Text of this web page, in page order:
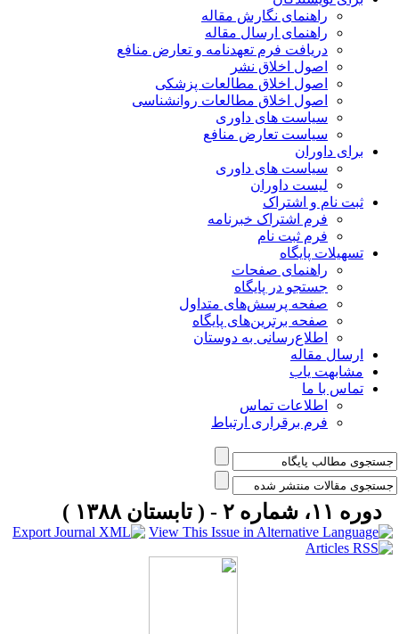
راهنمای نگارش مقاله
راهنمای ارسال مقاله
دریافت فرم تعهدنامه و تعارض منافع
اصول اخلاق نشر
اصول اخلاق مطالعات پزشکی
اصول اخلاق مطالعات روانشناسی
سیاست های داوری
سیاست تعارض منافع
برای داوران
سیاست های داوری
لیست داوران
ثبت نام و اشتراک
فرم اشتراک خبرنامه
فرم ثبت نام
تسهیلات پایگاه
راهنمای صفحات
جستجو در پایگاه
صفحه پرسش‌های متداول
صفحه برترین‌های پایگاه
اطلاع‌رسانی به دوستان
ارسال مقاله
مشابهت یاب
تماس با ما
اطلاعات تماس
فرم برقراری ارتباط
دوره ۱۱، شماره ۲ - ( تابستان ۱۳۸۸ )